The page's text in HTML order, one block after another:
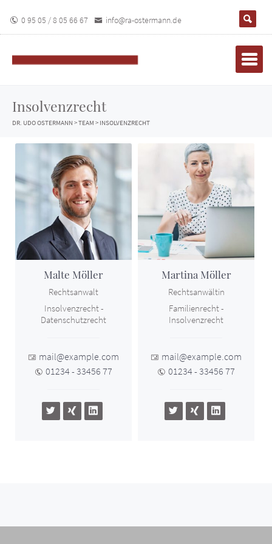
0 95 05 / 8 05 66 67 info@ra-ostermann.de
Insolvenzrecht
DR. UDO OSTERMANN >TEAM > INSOLVENZRECHT
Malte Möller
Rechtsanwalt
Insolvenzrecht -
Datenschutzrecht
mail@example.com
01234 - 33456 77
Martina Möller
Rechtsanwältin
Familienrecht -
Insolvenzrecht
mail@example.com
01234 - 33456 77